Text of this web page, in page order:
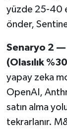
yüzde 25-40
önder,
Senaryo 2 —
(Olasılık
yapay zeka
OpenAI,
satın alma
tekrarlanır.